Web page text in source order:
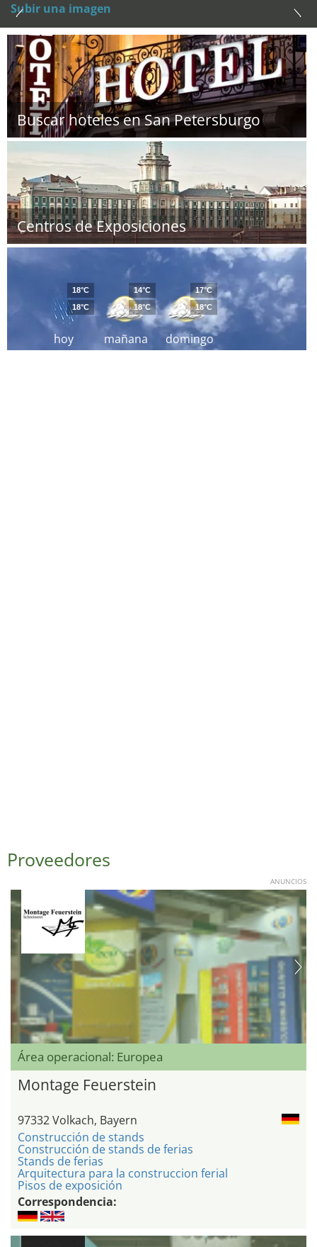
Subir una imagen
Buscar hoteles en San Petersburgo
Centros de Exposiciones
hoy
18°C
18°C
mañana
14°C
18°C
domingo
17°C
18°C
Proveedores
ANUNCIOS
Área operacional: Europea
Montage Feuerstein
97332 Volkach, Bayern
Construcción de stands
Construcción de stands de ferias
Stands de ferias
Arquitectura para la construccion ferial
Pisos de exposición
Correspondencia: